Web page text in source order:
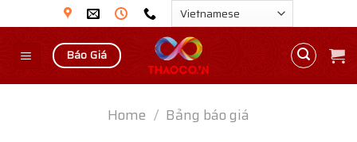
to
content
Báo Giá
Home / Bảng báo giá